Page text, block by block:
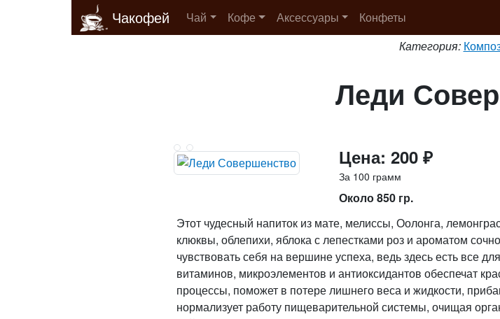
Чакофей Чай Кофе Аксессуары
Конфеты
Категория:
Леди
Цена: 200 ₽
За 100 грамм
Около 850 гр.
Этот чудесный напиток из мате, мелиссы, Оолонга,
клюквы, облепихи, яблока с лепестками роз и ароматом
чувствовать себя на вершине успеха, ведь здесь есть все
витаминов, микроэлементов и антиоксидантов обеспечат
процессы, поможет в потере лишнего веса и жидкости,
нормализует работу пищеварительной системы, очищая